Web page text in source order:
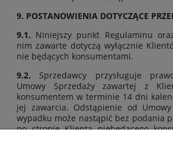
9. POSTANOWIENIA DOTYCZĄCE
9.1. Niniejszy punkt Regulaminu
nim zawarte dotyczą wyłącznie
nie będących konsumentami.
9.2. Sprzedawcy przysługuje
Umowy Sprzedaży zawartej z
konsumentem w terminie 14 dni
jej zawarcia. Odstąpienie od
wypadku może nastąpić bez podania
po stronie Klienta niebędącego